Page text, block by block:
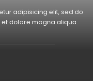
adipisicing elit, sed do
dolore magna aliqua.